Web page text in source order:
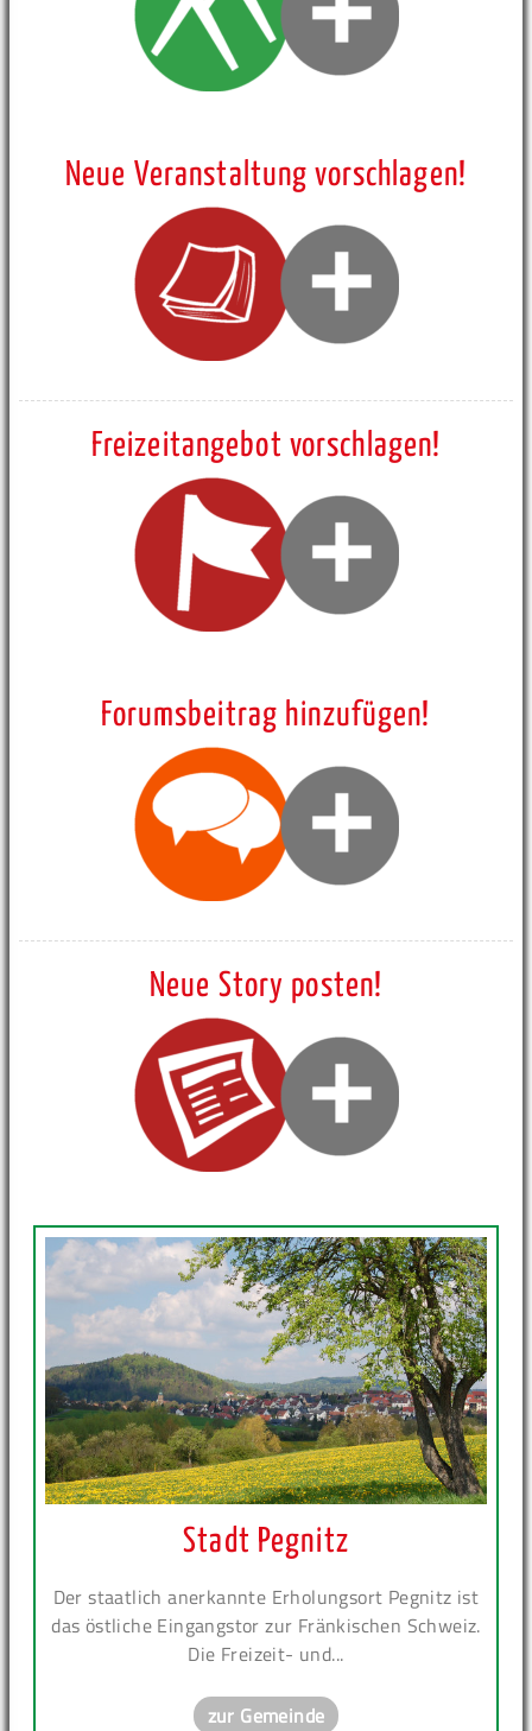
Neue Veranstaltung vorschlagen!
Freizeitangebot vorschlagen!
Forumsbeitrag hinzufügen!
Neue Story posten!
Stadt Pegnitz
Der staatlich anerkannte Erholungsort Pegnitz ist
das östliche Eingangstor zur Fränkischen Schweiz.
Die Freizeit- und...
zur Gemeinde